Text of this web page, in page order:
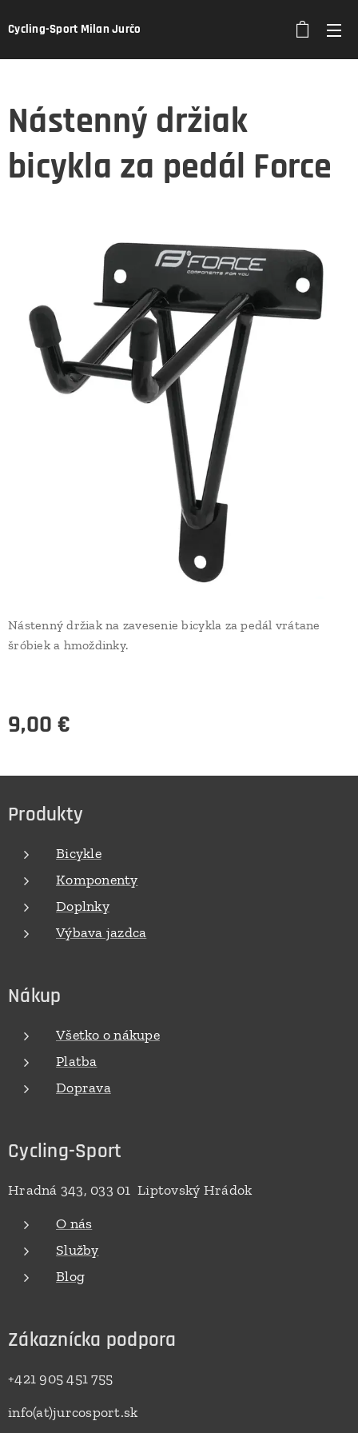
Cycling-Sport Milan Jurčo
Nástenný držiak
bicykla za pedál Force
Nástenný držiak na zavesenie bicykla za pedál vrátane
šróbiek a hmoždinky.
9,00 €
Produkty
Bicykle
Komponenty
Doplnky
Výbava jazdca
Nákup
Všetko o nákupe
Platba
Doprava
Cycling-Sport
Hradná 343, 033 01 Liptovský Hrádok
O nás
Služby
Blog
Zákaznícka podpora
+421 905 451 755
info(at)jurcosport.sk